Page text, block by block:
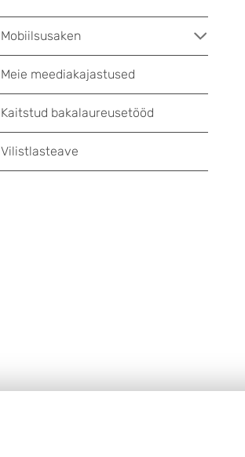
Mobiilsusaken
Meie meediakajastused
Kaitstud bakalaureusetööd
Vilistlasteave